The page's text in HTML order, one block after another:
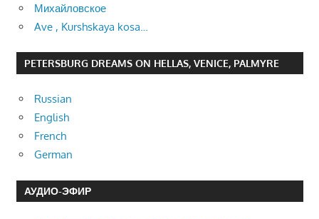
Михайловское
Ave , Kurshskaya kosa…
PETERSBURG DREAMS ON HELLAS, VENICE, PALMYRE
Russian
English
French
German
АУДИО-ЭФИР